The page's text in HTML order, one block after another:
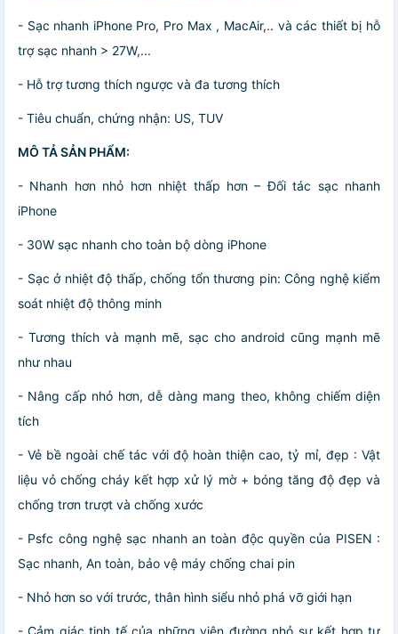
- Sạc nhanh iPhone Pro, Pro Max , MacAir,.. và các thiết bị hỗ
trợ sạc nhanh > 27W,...
- Hỗ trợ tương thích ngược và đa tương thích
- Tiêu chuẩn, chứng nhận: US, TUV
MÔ TẢ SẢN PHẨM:
- Nhanh hơn nhỏ hơn nhiệt thấp hơn – Đối tác sạc nhanh
iPhone
- 30W sạc nhanh cho toàn bộ dòng iPhone
- Sạc ở nhiệt độ thấp, chống tổn thương pin: Công nghệ kiểm
soát nhiệt độ thông minh
- Tương thích và mạnh mẽ, sạc cho android cũng mạnh mẽ
như nhau
- Nâng cấp nhỏ hơn, dễ dàng mang theo, không chiếm diện
tích
- Vẻ bề ngoài chế tác với độ hoàn thiện cao, tỷ mỉ, đẹp : Vật
liệu vỏ chống cháy kết hợp xử lý mờ + bóng tăng độ đẹp và
chống trơn trượt và chống xước
- Psfc công nghệ sạc nhanh an toàn độc quyền của PISEN :
Sạc nhanh, An toàn, bảo vệ máy chống chai pin
- Nhỏ hơn so với trước, thân hình siểu nhỏ phá vỡ giới hạn
- Cảm giác tinh tế của những viên đường nhỏ sự kết hợp tự